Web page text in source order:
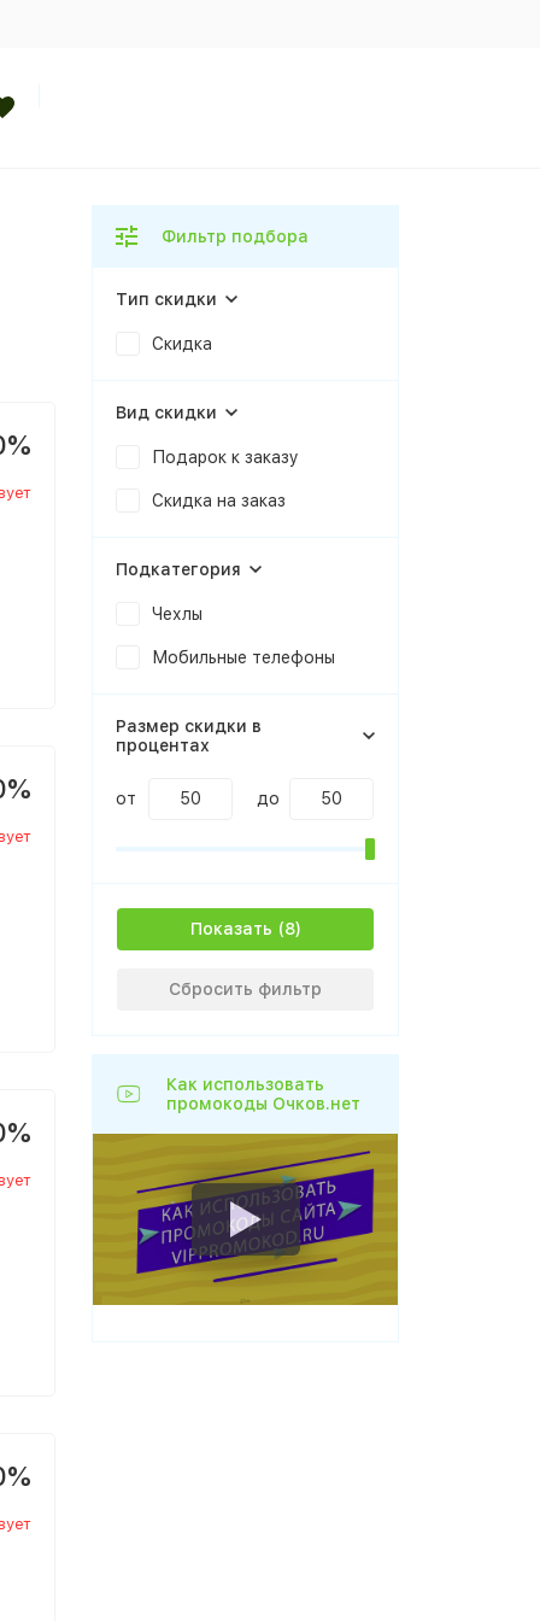
Фильтр подбора
Тип скидки
Скидка
Вид скидки
Подарок к заказу
Скидка на заказ
Подкатегория
Чехлы
Мобильные телефоны
Размер скидки в
процентах
от до
Показать
Сбросить фильтр
Как использовать
промокоды Очков.нет